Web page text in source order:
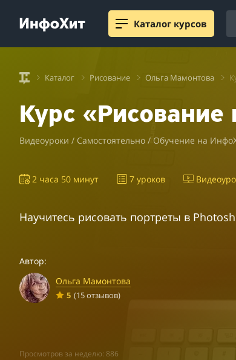
Каталог курсов
Каталог Рисование Ольга Мамонтова
Курс «Рисование
Видеоуроки / Самостоятельно / Обучение на
2 часа 50 минут 7 уроков
Научитесь рисовать портреты в
Автор:
Ольга Мамонтова
5 (15 отзывов)
Просмотров за неделю: 886